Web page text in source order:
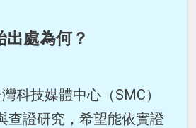
出處為何？
科技媒體中心（SMC）
查證研究，希望能依實證